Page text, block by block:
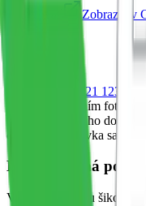
Zobraziť v
+421 800 221 123
Pred vyhotovením
vložiť kľúč (ak ho
dodávky. Dodávka sa po
Bezkontaktná
Vyriešte logistiku